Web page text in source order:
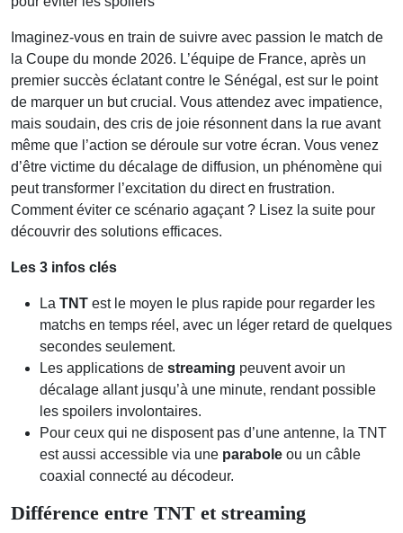
Imaginez-vous en train de suivre avec passion le match de
la Coupe du monde 2026. L’équipe de France, après un
premier succès éclatant contre le Sénégal, est sur le point
de marquer un but crucial. Vous attendez avec impatience,
mais soudain, des cris de joie résonnent dans la rue avant
même que l’action se déroule sur votre écran. Vous venez
d’être victime du décalage de diffusion, un phénomène qui
peut transformer l’excitation du direct en frustration.
Comment éviter ce scénario agaçant ? Lisez la suite pour
découvrir des solutions efficaces.
Les 3 infos clés
La TNT est le moyen le plus rapide pour regarder les
matchs en temps réel, avec un léger retard de quelques
secondes seulement.
Les applications de streaming peuvent avoir un
décalage allant jusqu’à une minute, rendant possible
les spoilers involontaires.
Pour ceux qui ne disposent pas d’une antenne, la TNT
est aussi accessible via une parabole ou un câble
coaxial connecté au décodeur.
Différence entre TNT et streaming